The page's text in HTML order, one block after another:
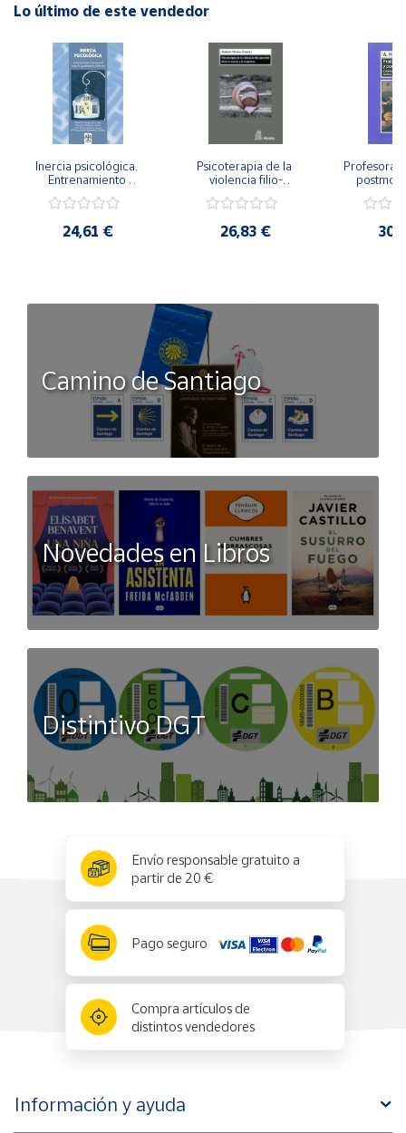
Lo último de este vendedor
Inercia psicológica.
Entrenamiento
Igualdad de Género.
24,61 €
Psicoterapia de la
violencia filio-
secreto y la
26,83 €
Camino de Santiago
Novedades en Libros
Distintivo DGT
Envío responsable gratuito a
partir de 20 €
Pago seguro
Compra artículos de
distintos vendedores
Información y ayuda